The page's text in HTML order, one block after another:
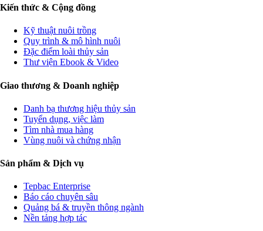
Kiến thức & Cộng đồng
Kỹ thuật nuôi trồng
Quy trình & mô hình nuôi
Đặc điểm loài thủy sản
Thư viện Ebook & Video
Giao thương & Doanh nghiệp
Danh bạ thương hiệu thủy sản
Tuyển dụng, việc làm
Tìm nhà mua hàng
Vùng nuôi và chứng nhận
Sản phẩm & Dịch vụ
Tepbac Enterprise
Báo cáo chuyên sâu
Quảng bá & truyền thông ngành
Nền tảng hợp tác